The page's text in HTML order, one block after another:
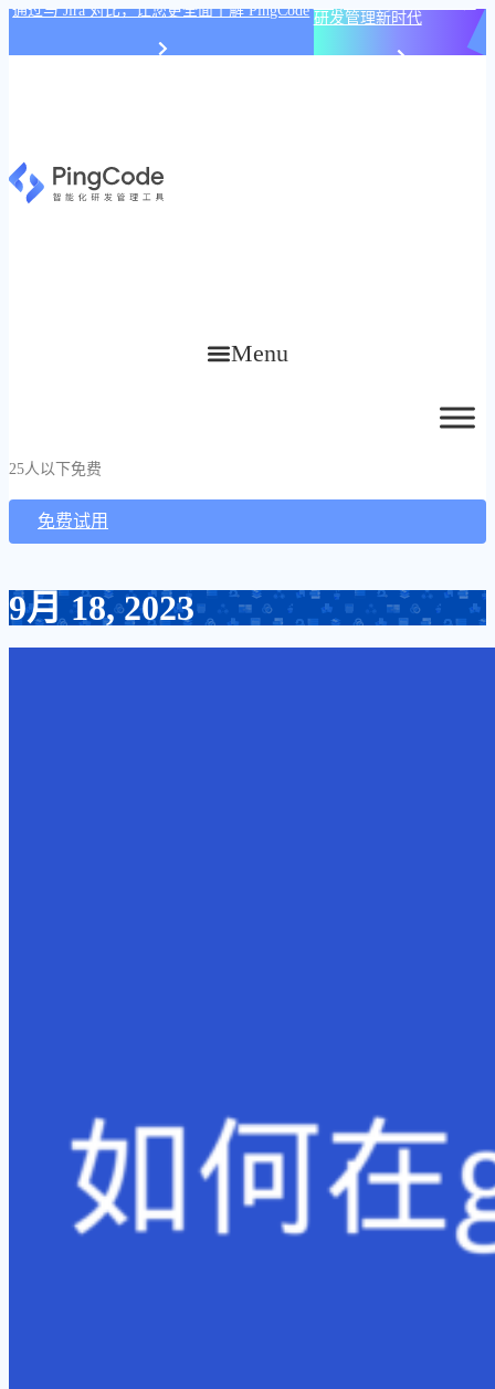
通过与 Jira 对比，让您更全面了解 PingCode 研发管理新时代
Menu
25人以下免费
免费试用
9月 18, 2023